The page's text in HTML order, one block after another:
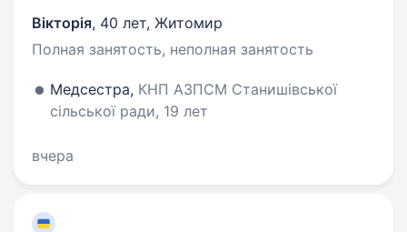
Вікторія, 40 лет, Житомир
Полная занятость, неполная занятость
Медсестра, КНП АЗПСМ Станишівської
сільської ради, 19 лет
вчера